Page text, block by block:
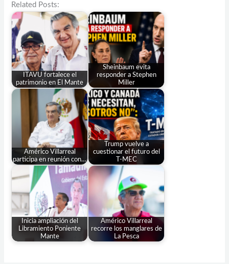
Related Posts:
ITAVU fortalece el
patrimonio en El Mante
Sheinbaum evita
responder a Stephen
Miller
Américo Villarreal
participa en reunión con…
Trump vuelve a
cuestionar el futuro del
T-MEC
Inicia ampliación del
Libramiento Poniente
Mante
Américo Villarreal
recorre los manglares de
La Pesca